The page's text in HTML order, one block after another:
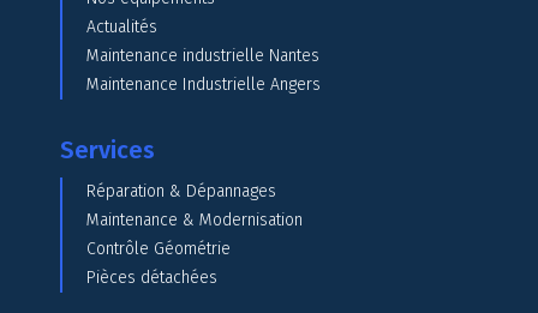
Actualités
Maintenance industrielle Nantes
Maintenance Industrielle Angers
Services
Réparation & Dépannages
Maintenance & Modernisation
Contrôle Géométrie
Pièces détachées